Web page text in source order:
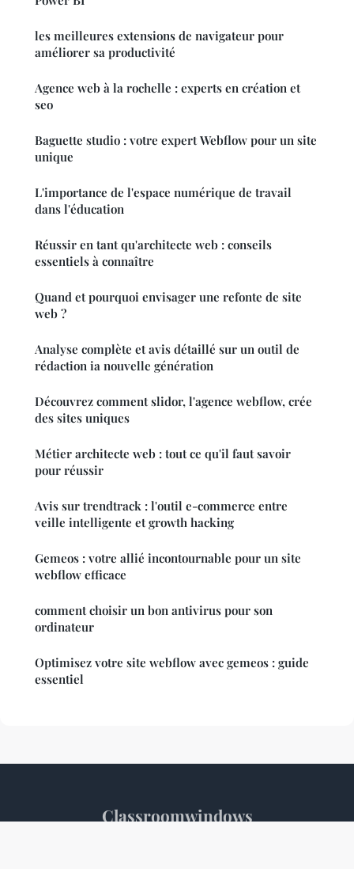
les meilleures extensions de navigateur pour
améliorer sa productivité
Agence web à la rochelle : experts en création et
seo
Baguette studio : votre expert Webflow pour un site
unique
L'importance de l'espace numérique de travail
dans l'éducation
Réussir en tant qu'architecte web : conseils
essentiels à connaître
Quand et pourquoi envisager une refonte de site
web ?
Analyse complète et avis détaillé sur un outil de
rédaction ia nouvelle génération
Découvrez comment slidor, l'agence webflow, crée
des sites uniques
Métier architecte web : tout ce qu'il faut savoir
pour réussir
Avis sur trendtrack : l'outil e-commerce entre
veille intelligente et growth hacking
Gemeos : votre allié incontournable pour un site
webflow efficace
comment choisir un bon antivirus pour son
ordinateur
Optimisez votre site webflow avec gemeos : guide
essentiel
Classroomwindows